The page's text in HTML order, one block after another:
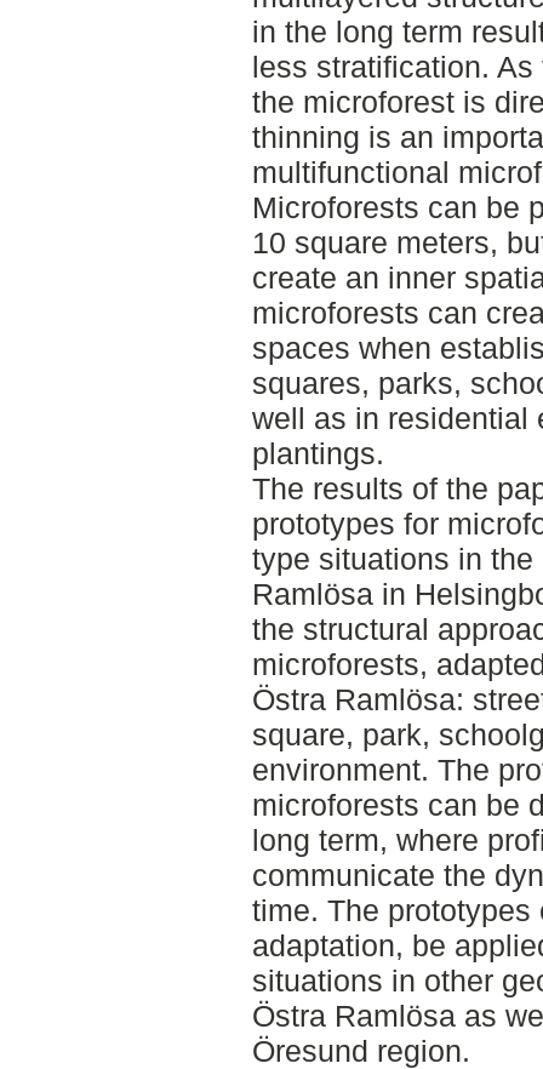
in the long term
less stratification.
the microforest is
thinning is an
multifunctional
Microforests can be
10 square meters,
create an inner
microforests can
spaces when
squares, parks,
well as in residential
plantings.
The results of the
prototypes for
type situations in
Ramlösa in
the structural
microforests,
Östra Ramlösa:
square, park,
environment. The
microforests can be
long term, where
communicate the
time. The
adaptation, be
situations in other
Östra Ramlösa as
Öresund region.